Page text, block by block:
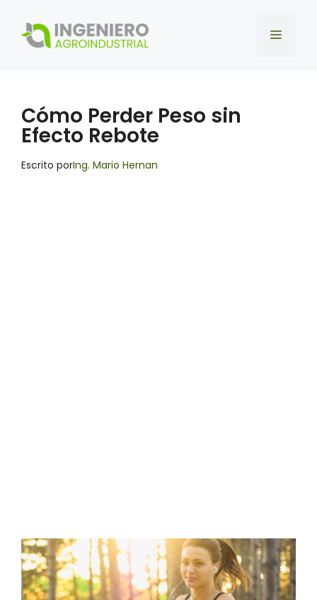
contenido
Menú
Cómo Perder Peso sin
Efecto Rebote
Escrito porIng. Mario Hernan